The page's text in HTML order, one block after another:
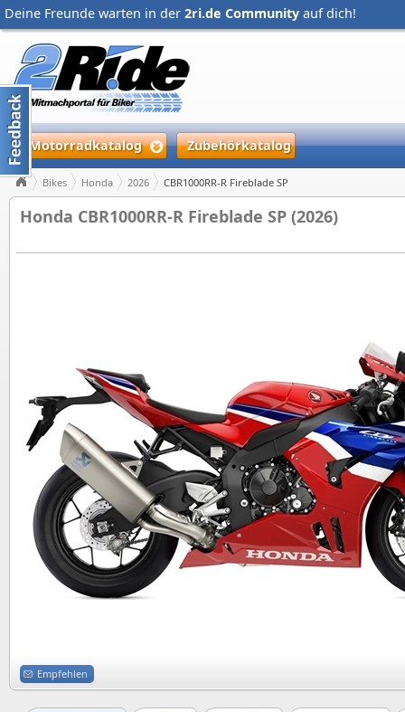
Deine Freunde warten in der 2ri.de Community auf dich!
Motorradkatalog Zubehörkatalog
Bikes Honda 2026 CBR1000RR-R Fireblade SP
Honda CBR1000RR-R Fireblade SP (2026)
Empfehlen